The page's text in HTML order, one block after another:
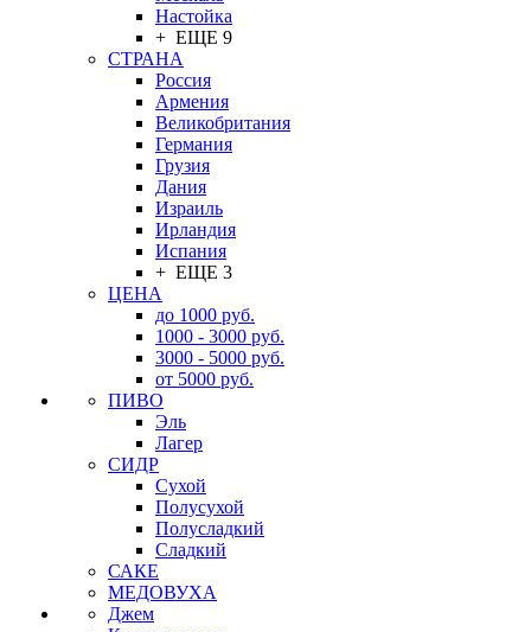
Настойка
+ ЕЩЕ 9
СТРАНА
Россия
Армения
Великобритания
Германия
Грузия
Дания
Израиль
Ирландия
Испания
+ ЕЩЕ 3
ЦЕНА
до 1000 руб.
1000 - 3000 руб.
3000 - 5000 руб.
от 5000 руб.
ПИВО
Эль
Лагер
СИДР
Сухой
Полусухой
Полусладкий
Сладкий
САКЕ
МЕДОВУХА
Джем